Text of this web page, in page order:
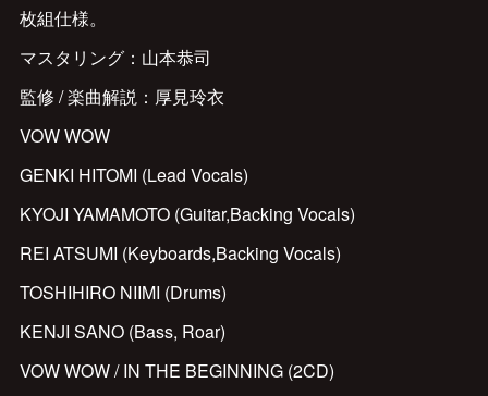
枚組仕様。
マスタリング：山本恭司
監修 / 楽曲解説：厚見玲衣
VOW WOW
GENKI HITOMI (Lead Vocals)
KYOJI YAMAMOTO (Guitar,Backing Vocals)
REI ATSUMI (Keyboards,Backing Vocals)
TOSHIHIRO NIIMI (Drums)
KENJI SANO (Bass, Roar)
VOW WOW / IN THE BEGINNING (2CD)